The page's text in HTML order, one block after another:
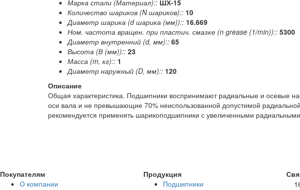
Марка стали (Материал):: ШХ-15
Количество шариков (N шариков):: 10
Диаметр шарика (d шарика (мм)):: 16.669
Ном. частота вращен. при пластич. смазке (n grease (1/min)):: 5300
Диаметр внутренний (d, мм):: 65
Высота (В (мм)):: 23
Масса (m, кг):: 1
Диаметр наружный (D, мм):: 120
Описание
Общая характеристика. Подшипники воспринимают радиальные и осевые
оси вала и не превышающие 70% неиспользованной допустимой радиальной
рекомендуется применять шарикоподшипники с увеличенными
Покупателям
О компании
Продукция
Подшипники